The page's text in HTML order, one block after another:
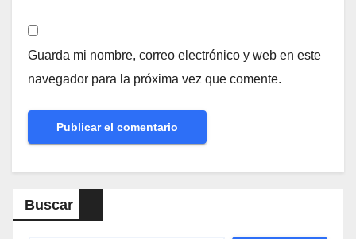
Guarda mi nombre, correo electrónico y web en este
navegador para la próxima vez que comente.
Buscar